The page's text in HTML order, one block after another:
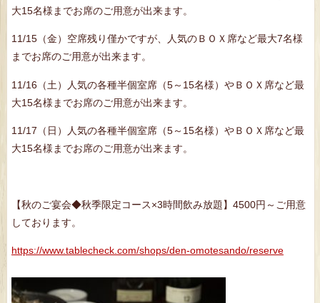
大15名様までお席のご用意が出来ます。
11/15（金）空席残り僅かですが、人気のＢＯＸ席など最大7名様
までお席のご用意が出来ます。
11/16（土）人気の各種半個室席（5～15名様）やＢＯＸ席など最
大15名様までお席のご用意が出来ます。
11/17（日）人気の各種半個室席（5～15名様）やＢＯＸ席など最
大15名様までお席のご用意が出来ます。
【秋のご宴会◆秋季限定コース×3時間飲み放題】4500円～ご用意
しております。
https://www.tablecheck.com/shops/den-omotesando/reserve